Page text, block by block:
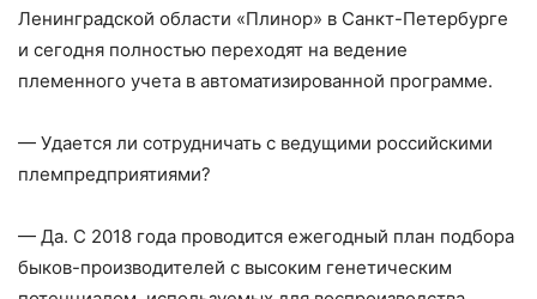
Ленинградской области «Плинор» в Санкт-­Петербурге
и сегодня полностью переходят на ведение
племенного учета в автоматизированной программе.
— Удается ли сотрудничать с ведущими российскими
племпредприятиями?
— Да. С 2018 года проводится ежегодный план подбора
быков-­производителей с высоким генетическим